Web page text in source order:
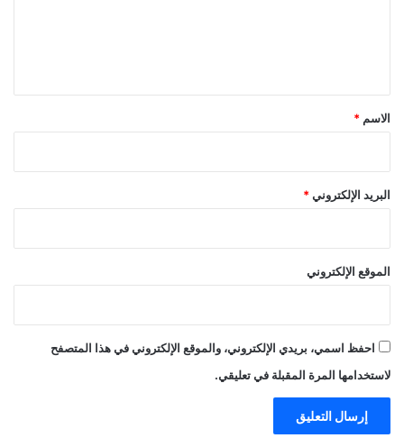
*
الاسم *
البريد الإلكتروني *
الموقع الإلكتروني
احفظ اسمي، بريدي الإلكتروني، والموقع الإلكتروني في هذا المتصفح
لاستخدامها المرة المقبلة في تعليقي.